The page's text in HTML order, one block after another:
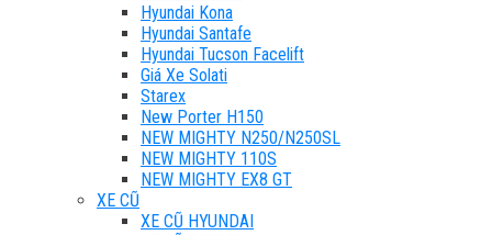
Hyundai Kona
Hyundai Santafe
Hyundai Tucson Facelift
Giá Xe Solati
Starex
New Porter H150
NEW MIGHTY N250/N250SL
NEW MIGHTY 110S
NEW MIGHTY EX8 GT
XE CŨ
XE CŨ HYUNDAI